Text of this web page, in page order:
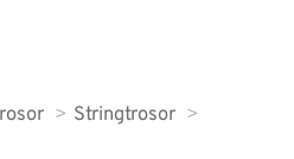
Stringtrosor